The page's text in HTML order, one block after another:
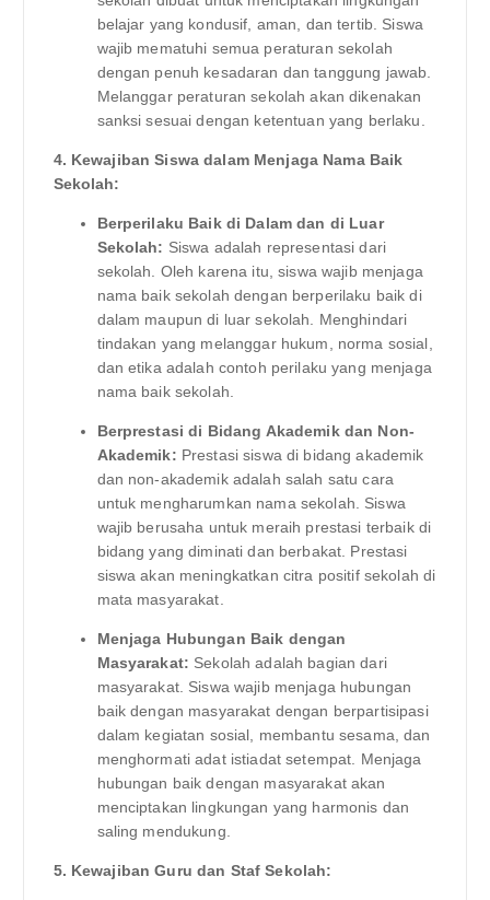
belajar yang kondusif, aman, dan tertib. Siswa
wajib mematuhi semua peraturan sekolah
dengan penuh kesadaran dan tanggung jawab.
Melanggar peraturan sekolah akan dikenakan
sanksi sesuai dengan ketentuan yang berlaku.
4. Kewajiban Siswa dalam Menjaga Nama Baik
Sekolah:
Berperilaku Baik di Dalam dan di Luar
Sekolah: Siswa adalah representasi dari
sekolah. Oleh karena itu, siswa wajib menjaga
nama baik sekolah dengan berperilaku baik di
dalam maupun di luar sekolah. Menghindari
tindakan yang melanggar hukum, norma sosial,
dan etika adalah contoh perilaku yang menjaga
nama baik sekolah.
Berprestasi di Bidang Akademik dan Non-
Akademik: Prestasi siswa di bidang akademik
dan non-akademik adalah salah satu cara
untuk mengharumkan nama sekolah. Siswa
wajib berusaha untuk meraih prestasi terbaik di
bidang yang diminati dan berbakat. Prestasi
siswa akan meningkatkan citra positif sekolah di
mata masyarakat.
Menjaga Hubungan Baik dengan
Masyarakat: Sekolah adalah bagian dari
masyarakat. Siswa wajib menjaga hubungan
baik dengan masyarakat dengan berpartisipasi
dalam kegiatan sosial, membantu sesama, dan
menghormati adat istiadat setempat. Menjaga
hubungan baik dengan masyarakat akan
menciptakan lingkungan yang harmonis dan
saling mendukung.
5. Kewajiban Guru dan Staf Sekolah: